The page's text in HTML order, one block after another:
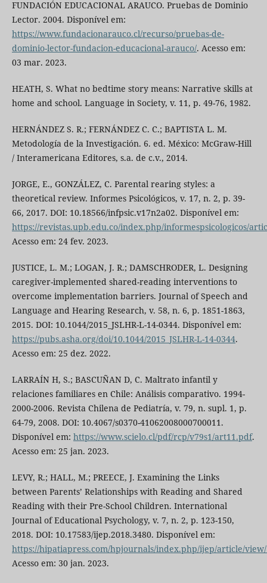
FUNDACIÓN EDUCACIONAL ARAUCO. Pruebas de Dominio
Lector. 2004. Disponível em:
https://www.fundacionarauco.cl/recurso/pruebas-de-
dominio-lector-fundacion-educacional-arauco/. Acesso em:
03 mar. 2023.
HEATH, S. What no bedtime story means: Narrative skills at
home and school. Language in Society, v. 11, p. 49-76, 1982.
HERNÁNDEZ S. R.; FERNÁNDEZ C. C.; BAPTISTA L. M.
Metodología de la Investigación. 6. ed. México: McGraw-Hill
/ Interamericana Editores, s.a. de c.v., 2014.
JORGE, E., GONZÁLEZ, C. Parental rearing styles: a
theoretical review. Informes Psicológicos, v. 17, n. 2, p. 39-
66, 2017. DOI: 10.18566/infpsic.v17n2a02. Disponível em:
https://revistas.upb.edu.co/index.php/informespsicologicos/
Acesso em: 24 fev. 2023.
JUSTICE, L. M.; LOGAN, J. R.; DAMSCHRODER, L. Designing
caregiver-implemented shared-reading interventions to
overcome implementation barriers. Journal of Speech and
Language and Hearing Research, v. 58, n. 6, p. 1851-1863,
2015. DOI: 10.1044/2015_JSLHR-L-14-0344. Disponível em:
https://pubs.asha.org/doi/10.1044/2015_JSLHR-L-14-0344.
Acesso em: 25 dez. 2022.
LARRAÍN H, S.; BASCUÑAN D, C. Maltrato infantil y
relaciones familiares en Chile: Análisis comparativo. 1994-
2000-2006. Revista Chilena de Pediatría, v. 79, n. supl. 1, p.
64-79, 2008. DOI: 10.4067/s0370-41062008000700011.
Disponível em: https://www.scielo.cl/pdf/rcp/v79s1/art11.pdf.
Acesso em: 25 jan. 2023.
LEVY, R.; HALL, M.; PREECE, J. Examining the Links
between Parents’ Relationships with Reading and Shared
Reading with their Pre-School Children. International
Journal of Educational Psychology, v. 7, n. 2, p. 123-150,
2018. DOI: 10.17583/ijep.2018.3480. Disponível em:
https://hipatiapress.com/hpjournals/index.php/ijep/article/
Acesso em: 30 jan. 2023.